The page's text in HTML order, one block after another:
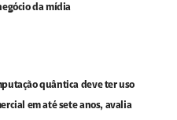
da mídia
quântica deve ter uso
em até sete anos, avalia